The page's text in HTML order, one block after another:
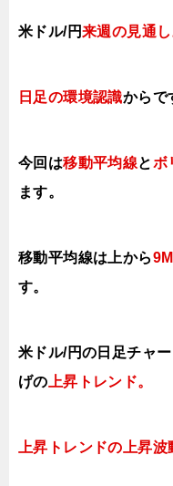
米ドル/円来週の見通し
日足の環境認識からで
今回は移動平均線とボ
ます。
移動平均線は上から
す。
米ドル/円の日足チャ
げの 上昇トレンド。
上昇トレンドの上昇波